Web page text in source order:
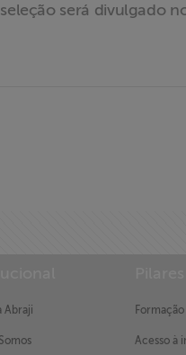
será divulgado
Abraji Formação
Acesso à